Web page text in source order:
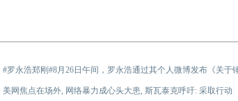
#罗永浩郑刚#8月26日午间，罗永浩通过其个人微博发布《关于
美网焦点在场外, 网络暴力成心头大患, 斯瓦泰克呼吁: 采取行动